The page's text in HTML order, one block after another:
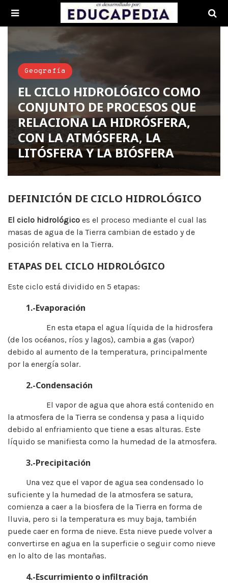
Geografía
EL CICLO HIDROLÓGICO COMO
CONJUNTO DE PROCESOS QUE
RELACIONA LA HIDRÓSFERA,
CON LA ATMÓSFERA, LA
LITÓSFERA Y LA BIÓSFERA
DEFINICIÓN DE CICLO HIDROLÓGICO
El ciclo hidrológico es el proceso mediante el cual las
masas de agua de la Tierra cambian de estado y de
posición relativa en la Tierra.
ETAPAS DEL CICLO HIDROLÓGICO
Este ciclo está dividido en 5 etapas:
1.-Evaporación
En esta etapa el agua líquida de la hidrosfera
(de los océanos, ríos y lagos), cambia a gas (vapor)
debido al aumento de la temperatura, principalmente
por la energía solar.
2.-Condensación
El vapor de agua que ahora está contenido en
la atmosfera de la Tierra se condensa y pasa a liquido
debido al enfriamiento que tiene a esas alturas. Este
líquido se manifiesta como la humedad de la atmosfera.
3.-Precipitación
Una vez que el vapor de agua sea condensado lo
suficiente y la humedad de la atmosfera se satura,
comienza a caer a la biosfera de la Tierra en forma de
lluvia, pero si la temperatura es muy baja, también
puede caer en forma de nieve. Esta nieve puede volver a
convertirse en agua en la superficie o seguir como nieve
en lo alto de las montañas.
4.-Escurrimiento o infiltración